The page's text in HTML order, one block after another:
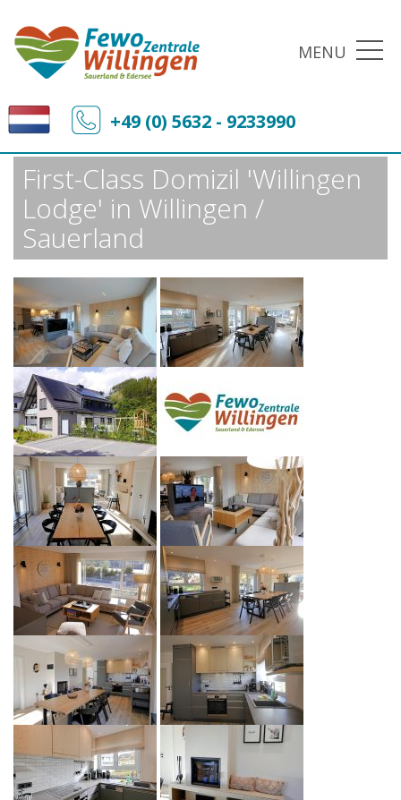
MENU
+49 (0) 5632 - 9233990
Fewo-Zentrale Willingen
Sonderangebote
First-Class Domizil 'Willingen Lodge' in Willingen / Sauerland
First-Class Domizil 'Willingen
Lodge' in Willingen /
Sauerland